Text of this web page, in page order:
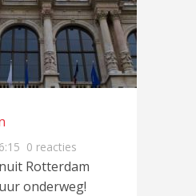
0 reacties
Rotterdam
onderweg!